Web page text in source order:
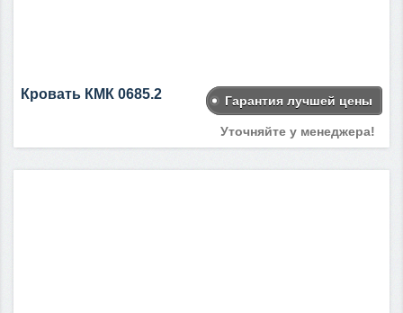
Кровать КМК 0685.2 Гарантия лучшей цены
Уточняйте у менеджера!